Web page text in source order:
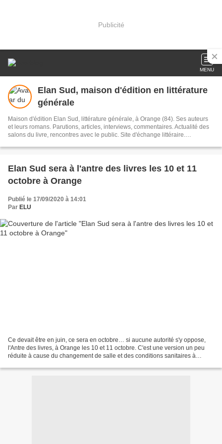
Publicité
MENU
Elan Sud, maison d'édition en littérature
générale
Maison d'édition Elan Sud, littérature générale, à Orange (84). Ses auteurs
et leurs romans. Parutions, articles, interviews, commentaires. Actualité des
salons du livre, rencontres avec le public. Site d'échange littéraire.
Elan Sud sera à l'antre des livres les 10 et 11
octobre à Orange
Publié le 17/09/2020 à 14:01
Par ELU
Ce devait être en juin, ce sera en octobre… si aucune autorité s'y oppose,
l'Antre des livres, à Orange les 10 et 11 octobre. C'est une version un peu
réduite à cause du changement de salle et des conditions sanitaires à